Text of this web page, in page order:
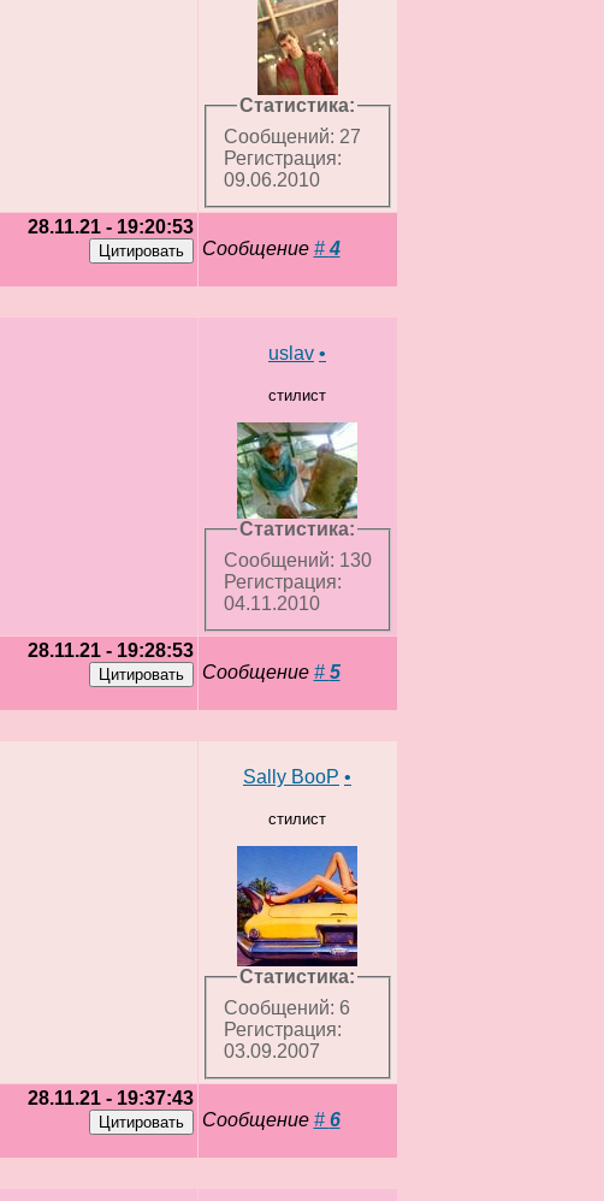
Статистика:
Сообщений: 27
Регистрация:
09.06.2010
28.11.21 - 19:20:53
Сообщение #4
uslav •
стилист
Статистика:
Сообщений: 130
Регистрация:
04.11.2010
28.11.21 - 19:28:53
Сообщение # 5
Sally BooP •
стилист
Статистика:
Сообщений: 6
Регистрация:
03.09.2007
28.11.21 - 19:37:43
Сообщение # 6